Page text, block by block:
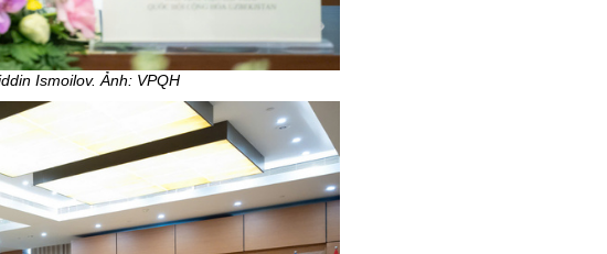
Ismoilov. Ảnh: VPQH